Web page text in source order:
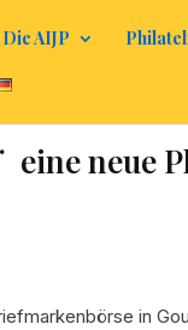
Die AIJP
 eine
in